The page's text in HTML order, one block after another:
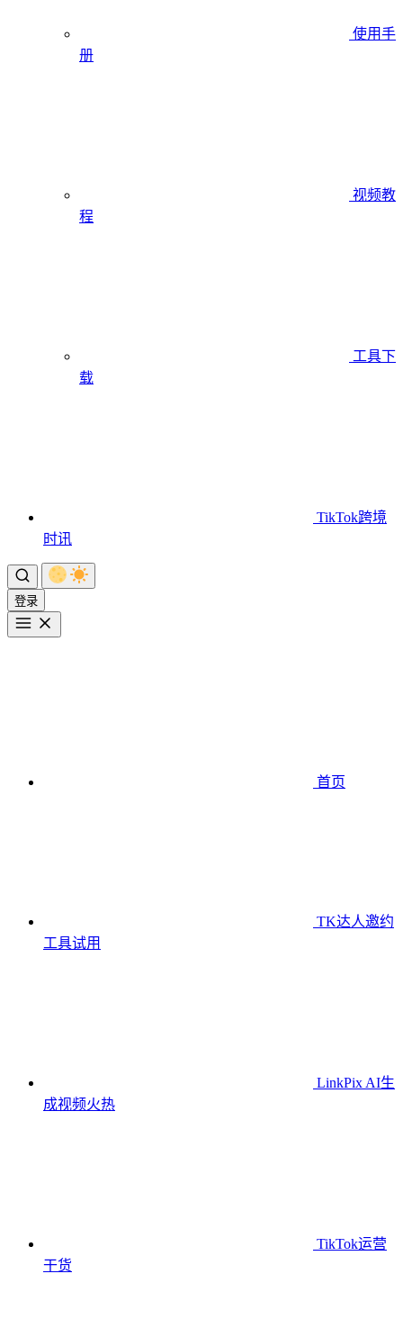
使用手
册
视频教
程
工具下
载
TikTok跨境
时讯
登录
首页
TK达人邀约
工具试用
LinkPix AI生
成视频火热
TikTok运营
干货